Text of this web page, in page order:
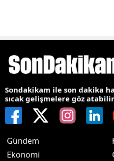
Sondakikam ile son dakika
sıcak gelişmelere göz
Gündem
Ekonomi